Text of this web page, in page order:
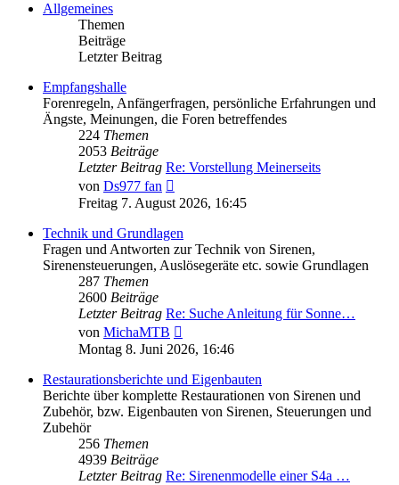
Allgemeines
Themen
Beiträge
Letzter Beitrag
Empfangshalle
Forenregeln, Anfängerfragen, persönliche Erfahrungen und
Ängste, Meinungen, die Foren betreffendes
224 Themen
2053 Beiträge
Letzter Beitrag Re: Vorstellung Meinerseits
von Ds977 fan
Beitrag
Freitag 7. August 2026, 16:45
Technik und Grundlagen
Fragen und Antworten zur Technik von Sirenen,
Sirenensteuerungen, Auslösegeräte etc. sowie Grundlagen
287 Themen
2600 Beiträge
Letzter Beitrag Re: Suche Anleitung für Sonne…
von MichaMTB
Beitrag
Montag 8. Juni 2026, 16:46
Restaurationsberichte und Eigenbauten
Berichte über komplette Restaurationen von Sirenen und
Zubehör, bzw. Eigenbauten von Sirenen, Steuerungen und
Zubehör
256 Themen
4939 Beiträge
Letzter Beitrag Re: Sirenenmodelle einer S4a …